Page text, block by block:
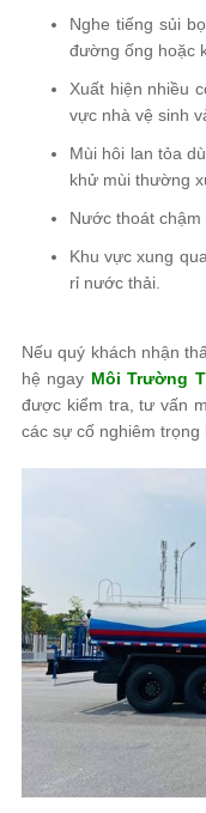
Nghe tiếng sủi
đường ống hoặc
Xuất hiện nhiều
vực nhà vệ sinh
Mùi hôi lan tỏa
khử mùi thường
Nước thoát chậm
Khu vực xung
rỉ nước thải.
Nếu quý khách nhận
hệ ngay Môi Trường
được kiểm tra, tư vấn
các sự cố nghiêm trọng